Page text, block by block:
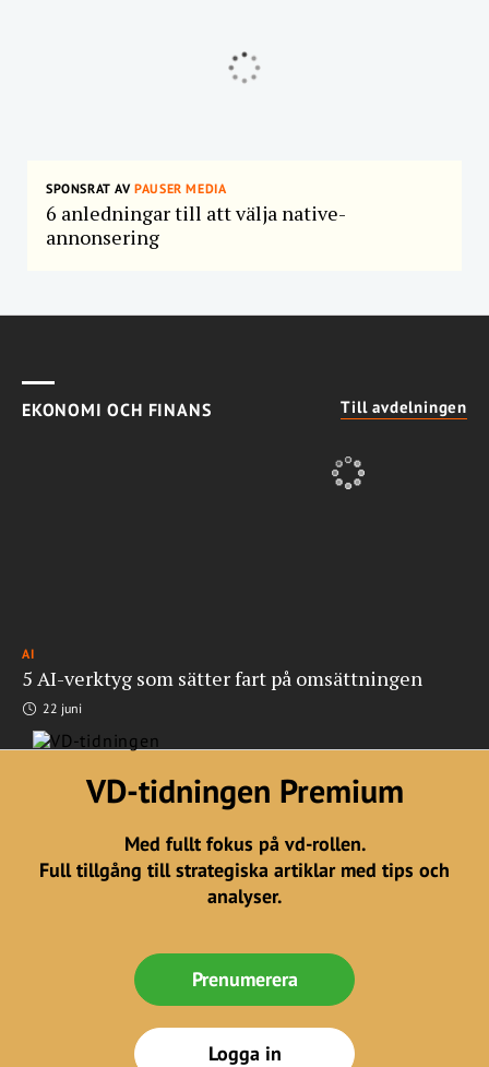
SPONSRAT AVPAUSER MEDIA
6 anledningar till att välja native-
annonsering
EKONOMI OCH FINANS Till avdelningen
AI
5 AI-verktyg som sätter fart på omsättningen
22 juni
VD-tidningen Premium
Med fullt fokus på vd-rollen.
Full tillgång till strategiska artiklar med tips och
analyser.
Prenumerera
Logga in